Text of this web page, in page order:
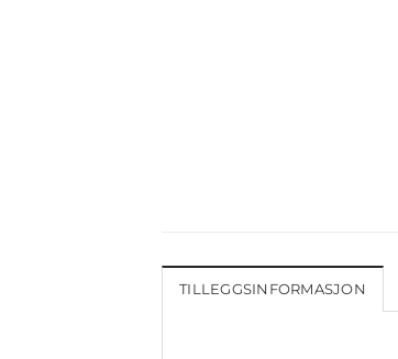
TILLEGGSINFORMASJON